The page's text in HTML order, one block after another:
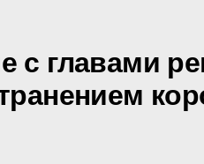
с главами